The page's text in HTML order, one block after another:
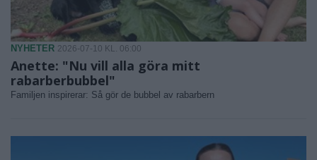
NYHETER 2026-07-10 KL. 06:00
Anette: "Nu vill alla göra mitt
rabarberbubbel"
Familjen inspirerar: Så gör de bubbel av rabarbern